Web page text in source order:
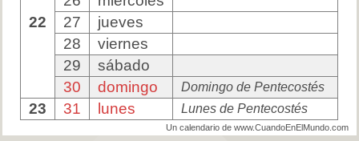
22
27
jueves
28
viernes
29
sábado
30
domingo Domingo de Pentecostés
23 31 lunes Lunes de Pentecostés
Un calendario de www.CuandoEnElMundo.com